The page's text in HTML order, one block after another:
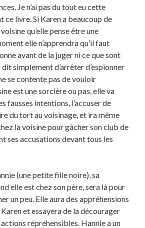
Je n’ai pas du tout eu cette
ce livre. Si Karen a beaucoup de
qu’elle pense être une
elle n’apprendra qu’il faut
avant de la juger ni ce que sont
simplement d’arrêter d’espionner
se contente pas de vouloir
est une sorcière ou pas, elle va
fausses intentions, l’accuser de
du tort au voisinage, et ira même
la voisine pour gâcher son club de
ses accusations devant tous les
(une petite fille noire), sa
elle est chez son père, sera là pour
un peu. Elle aura des appréhensions
et essayera de la décourager
répréhensibles. Hannie a un